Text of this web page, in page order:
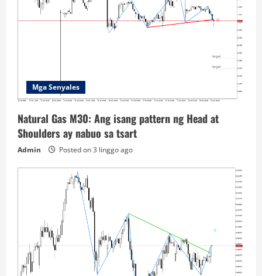
Mga Senyales
Natural Gas M30: Ang isang pattern ng Head at
Shoulders ay nabuo sa tsart
Admin Posted on 3 linggo ago